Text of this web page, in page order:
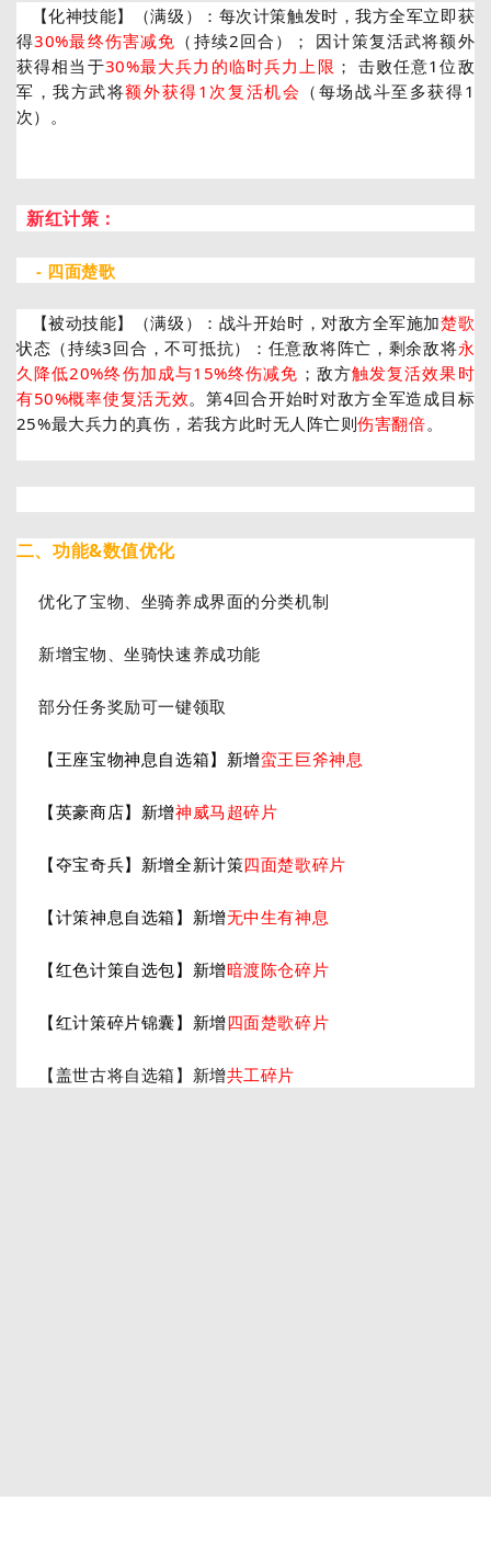
【化神技能】（满级）： 每次计策触发时，我方全军立即获
得30%最终伤害减免 （持续2回合）； 因计策复活武将额外
获得相当于30%最大兵力的临时兵力上限 ； 击败任意1位敌
军，我方武将额外获得1次复活机会 （每场战斗至多获得1
次）。
新红计策：
- 四面楚歌
【被动技能】（满级）： 战斗开始时，对敌方全军施加楚歌
状态（持续3回合，不可抵抗）：任意敌将阵亡，剩余敌将永
久降低20%终伤加成与15%终伤减免 ；敌方触发复活效果时
有50%概率使复活无效。第4回合开始时对敌方全军造成目标
25%最大兵力的真伤，若我方此时无人阵亡则伤害翻倍。
二、功能&数值优化
优化了宝物、坐骑养成界面的分类机制
新增宝物、坐骑快速养成功能
部分任务奖励可一键领取
【王座宝物神息自选箱】新增蛮王巨斧神息
【英豪商店】新增神威马超碎片
【夺宝奇兵】新增全新计策四面楚歌碎片
【计策神息自选箱】新增无中生有神息
【红色计策自选包】新增暗渡陈仓碎片
【红计策碎片锦囊】新增四面楚歌碎片
【盖世古将自选箱】新增共工碎片